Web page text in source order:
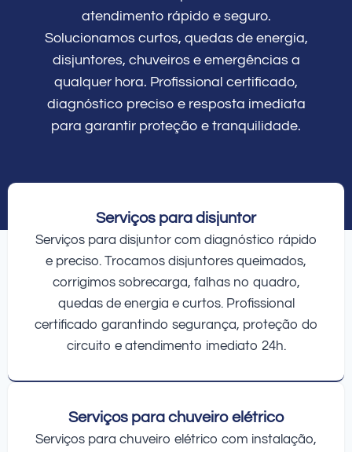
atendimento rápido e seguro.
Solucionamos curtos, quedas de energia,
disjuntores, chuveiros e emergências a
qualquer hora. Profissional certificado,
diagnóstico preciso e resposta imediata
para garantir proteção e tranquilidade.
Serviços para disjuntor
Serviços para disjuntor com diagnóstico rápido
e preciso. Trocamos disjuntores queimados,
corrigimos sobrecarga, falhas no quadro,
quedas de energia e curtos. Profissional
certificado garantindo segurança, proteção do
circuito e atendimento imediato 24h.
Serviços para chuveiro elétrico
Serviços para chuveiro elétrico com instalação,